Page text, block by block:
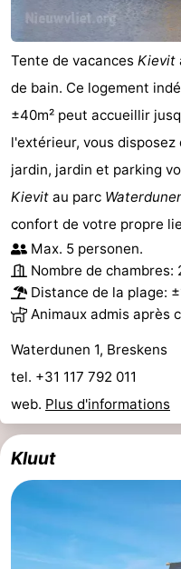
Cadzand-
Bad
Nieuwvliet-
Bad
Schoneveld
-
Strand
Resort
Nieuwvliet-
Bad
-
Waterdunen
-
Zonneweelde
-
Zwinhoeve
Hôtels
Last
minutes
Plages
Voir
et
faire
Lieux
d'intérêt
-
Musées
-
Monuments
-
Tente de vacances Kievit
de bain. Ce logement
±40m² peut accueillir
l'extérieur, vous
jardin, jardin et parking
Kievit au parc
confort de votre propre
Max. 5 personen.
Nombre de chambres:
Distance de la plage:
Animaux admis après
Waterdunen 1, Breskens
tel. +31 117 792 011
web. Plus d'informations
Kluut